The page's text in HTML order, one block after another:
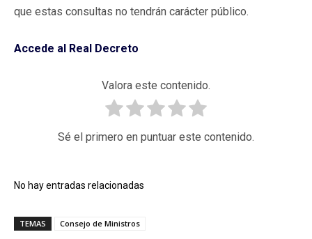
que estas consultas no tendrán carácter público.
Accede al Real Decreto
Valora este contenido.
Sé el primero en puntuar este contenido.
No hay entradas relacionadas
TEMAS Consejo de Ministros